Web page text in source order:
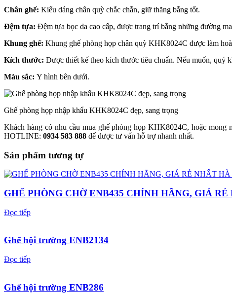
Chân ghế: Kiểu dáng chân quỳ chắc chắn, giữ thăng bằng tốt.
Đệm tựa: Đệm tựa bọc da cao cấp, được trang trí bằng những đường
Khung ghế: Khung ghế phòng họp chân quỳ KHK8024C được làm
Kích thước: Được thiết kế theo kích thước tiêu chuẩn. Nếu muốn, quý
Màu sắc: Y hình bên dưới.
Ghế phòng họp nhập khẩu KHK8024C đẹp, sang trọng
Khách hàng có nhu cầu mua ghế phòng họp KHK8024C, hoặc mong
HOTLINE: 0934 583 888 để được tư vấn hỗ trợ nhanh nhất.
Sản phẩm tương tự
GHẾ PHÒNG CHỜ ENB435 CHÍNH HÃNG, GIÁ
Đọc tiếp
Ghế hội trường ENB2134
Đọc tiếp
Ghế hội trường ENB286